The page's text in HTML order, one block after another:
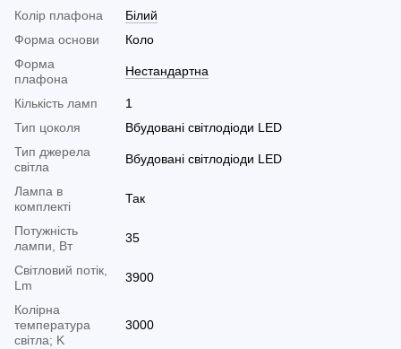
Колір плафона
Білий
Форма основи
Коло
Форма
плафона
Нестандартна
Кількість ламп
1
Тип цоколя
Вбудовані світлодіоди LED
Тип джерела
світла
Вбудовані світлодіоди LED
Лампа в
комплекті
Так
Потужність
лампи, Вт
35
Світловий потік,
Lm
3900
Колірна
температура
світла; K
3000